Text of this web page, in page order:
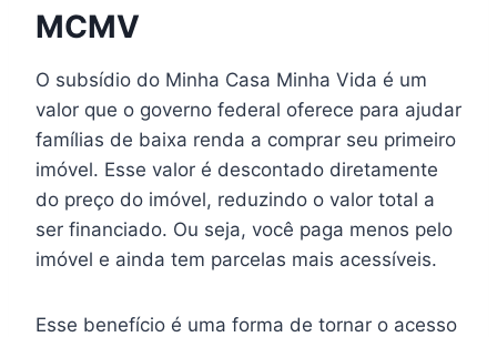
MCMV
O subsídio do Minha Casa Minha Vida é um
valor que o governo federal oferece para ajudar
famílias de baixa renda a comprar seu primeiro
imóvel. Esse valor é descontado diretamente
do preço do imóvel, reduzindo o valor total a
ser financiado. Ou seja, você paga menos pelo
imóvel e ainda tem parcelas mais acessíveis.
Esse benefício é uma forma de tornar o acesso